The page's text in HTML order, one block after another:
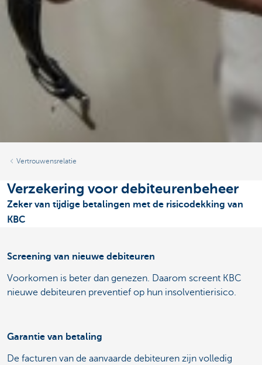
Vertrouwensrelatie
Verzekering voor debiteurenbeheer
Zeker van tijdige betalingen met de risicodekking van
KBC
Screening van nieuwe debiteuren
Voorkomen is beter dan genezen. Daarom screent KBC
nieuwe debiteuren preventief op hun insolventierisico.
Garantie van betaling
De facturen van de aanvaarde debiteuren zijn volledig